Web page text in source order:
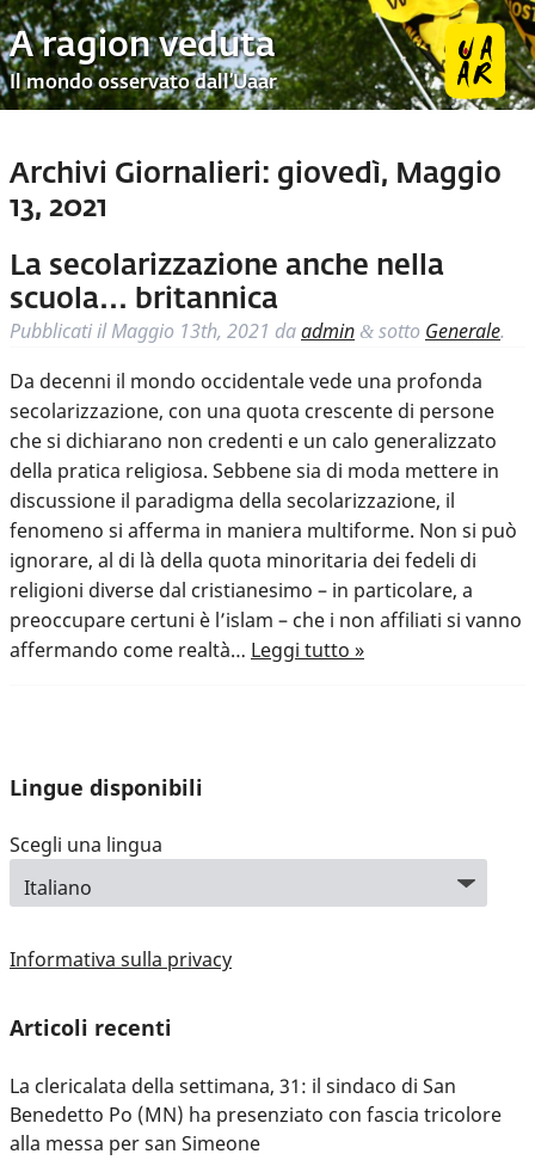
A ragion veduta
Il mondo osservato dall’Uaar
Archivi Giornalieri: giovedì, Maggio
13, 2021
La secolarizzazione anche nella
scuola… britannica
Pubblicati ilMaggio 13th, 2021 daadmin & sotto Generale.
Da decenni il mondo occidentale vede una profonda
secolarizzazione, con una quota crescente di persone
che si dichiarano non credenti e un calo generalizzato
della pratica religiosa. Sebbene sia di moda mettere in
discussione il paradigma della secolarizzazione, il
fenomeno si afferma in maniera multiforme. Non si può
ignorare, al di là della quota minoritaria dei fedeli di
religioni diverse dal cristianesimo – in particolare, a
preoccupare certuni è l’islam – che i non affiliati si vanno
affermando come realtà… Leggi tutto »
Lingue disponibili
Scegli una lingua
Informativa sulla privacy
Articoli recenti
La clericalata della settimana, 31: il sindaco di San
Benedetto Po (MN) ha presenziato con fascia tricolore
alla messa per san Simeone